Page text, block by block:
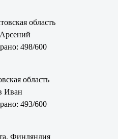
область
Арсений
498/600
область
Иван
493/600
Финляндия